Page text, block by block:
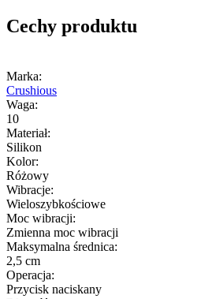
Cechy produktu
Marka:
Crushious
Waga:
10
Materiał:
Silikon
Kolor:
Różowy
Wibracje:
Wieloszybkościowe
Moc wibracji:
Zmienna moc wibracji
Maksymalna średnica:
2,5 cm
Operacja:
Przycisk naciskany